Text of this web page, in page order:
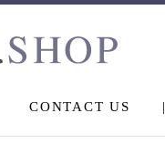
CONTACT US |